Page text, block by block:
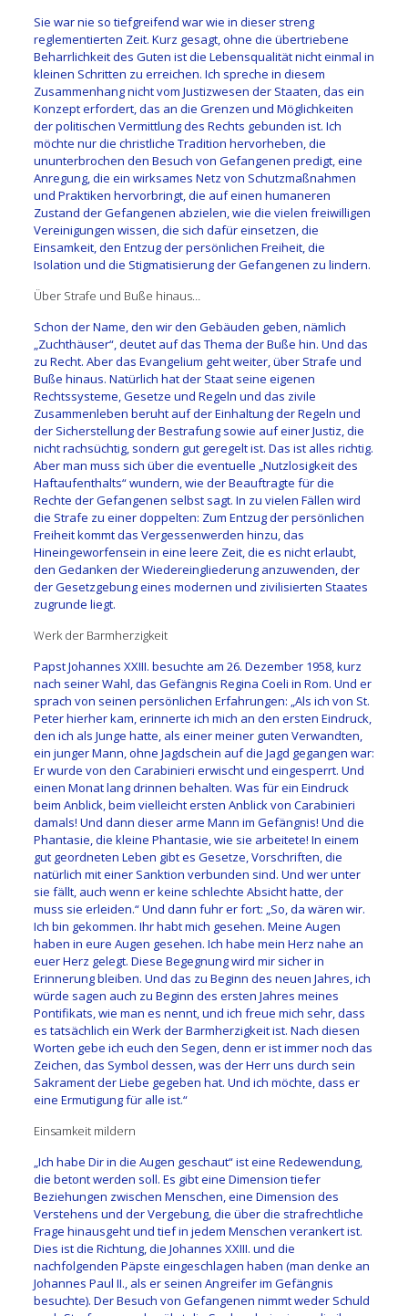
Sie war nie so tiefgreifend war wie in dieser streng
reglementierten Zeit. Kurz gesagt, ohne die übertriebene
Beharrlichkeit des Guten ist die Lebensqualität nicht einmal in
kleinen Schritten zu erreichen. Ich spreche in diesem
Zusammenhang nicht vom Justizwesen der Staaten, das ein
Konzept erfordert, das an die Grenzen und Möglichkeiten
der politischen Vermittlung des Rechts gebunden ist. Ich
möchte nur die christliche Tradition hervorheben, die
ununterbrochen den Besuch von Gefangenen predigt, eine
Anregung, die ein wirksames Netz von Schutzmaßnahmen
und Praktiken hervorbringt, die auf einen humaneren
Zustand der Gefangenen abzielen, wie die vielen freiwilligen
Vereinigungen wissen, die sich dafür einsetzen, die
Einsamkeit, den Entzug der persönlichen Freiheit, die
Isolation und die Stigmatisierung der Gefangenen zu lindern.
Über Strafe und Buße hinaus…
Schon der Name, den wir den Gebäuden geben, nämlich
„Zuchthäuser“, deutet auf das Thema der Buße hin. Und das
zu Recht. Aber das Evangelium geht weiter, über Strafe und
Buße hinaus. Natürlich hat der Staat seine eigenen
Rechtssysteme, Gesetze und Regeln und das zivile
Zusammenleben beruht auf der Einhaltung der Regeln und
der Sicherstellung der Bestrafung sowie auf einer Justiz, die
nicht rachsüchtig, sondern gut geregelt ist. Das ist alles richtig.
Aber man muss sich über die eventuelle „Nutzlosigkeit des
Haftaufenthalts“ wundern, wie der Beauftragte für die
Rechte der Gefangenen selbst sagt. In zu vielen Fällen wird
die Strafe zu einer doppelten: Zum Entzug der persönlichen
Freiheit kommt das Vergessenwerden hinzu, das
Hineingeworfensein in eine leere Zeit, die es nicht erlaubt,
den Gedanken der Wiedereingliederung anzuwenden, der
der Gesetzgebung eines modernen und zivilisierten Staates
zugrunde liegt.
Werk der Barmherzigkeit
Papst Johannes XXIII. besuchte am 26. Dezember 1958, kurz
nach seiner Wahl, das Gefängnis Regina Coeli in Rom. Und er
sprach von seinen persönlichen Erfahrungen: „Als ich von St.
Peter hierher kam, erinnerte ich mich an den ersten Eindruck,
den ich als Junge hatte, als einer meiner guten Verwandten,
ein junger Mann, ohne Jagdschein auf die Jagd gegangen war:
Er wurde von den Carabinieri erwischt und eingesperrt. Und
einen Monat lang drinnen behalten. Was für ein Eindruck
beim Anblick, beim vielleicht ersten Anblick von Carabinieri
damals! Und dann dieser arme Mann im Gefängnis! Und die
Phantasie, die kleine Phantasie, wie sie arbeitete! In einem
gut geordneten Leben gibt es Gesetze, Vorschriften, die
natürlich mit einer Sanktion verbunden sind. Und wer unter
sie fällt, auch wenn er keine schlechte Absicht hatte, der
muss sie erleiden.“ Und dann fuhr er fort: „So, da wären wir.
Ich bin gekommen. Ihr habt mich gesehen. Meine Augen
haben in eure Augen gesehen. Ich habe mein Herz nahe an
euer Herz gelegt. Diese Begegnung wird mir sicher in
Erinnerung bleiben. Und das zu Beginn des neuen Jahres, ich
würde sagen auch zu Beginn des ersten Jahres meines
Pontifikats, wie man es nennt, und ich freue mich sehr, dass
es tatsächlich ein Werk der Barmherzigkeit ist. Nach diesen
Worten gebe ich euch den Segen, denn er ist immer noch das
Zeichen, das Symbol dessen, was der Herr uns durch sein
Sakrament der Liebe gegeben hat. Und ich möchte, dass er
eine Ermutigung für alle ist.“
Einsamkeit mildern
„Ich habe Dir in die Augen geschaut“ ist eine Redewendung,
die betont werden soll. Es gibt eine Dimension tiefer
Beziehungen zwischen Menschen, eine Dimension des
Verstehens und der Vergebung, die über die strafrechtliche
Frage hinausgeht und tief in jedem Menschen verankert ist.
Dies ist die Richtung, die Johannes XXIII. und die
nachfolgenden Päpste eingeschlagen haben (man denke an
Johannes Paul II., als er seinen Angreifer im Gefängnis
besuchte). Der Besuch von Gefangenen nimmt weder Schuld